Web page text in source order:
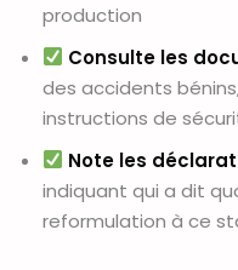
production
Consulte les
des accidents
instructions de
Note les
indiquant qui a dit
reformulation à ce